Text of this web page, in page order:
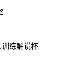
练解说杯